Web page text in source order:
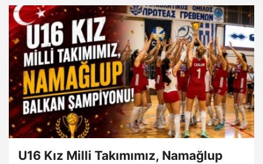
U16 Kız Milli Takımımız, Namağlup